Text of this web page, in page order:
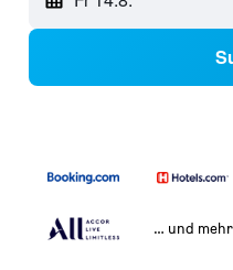
… und mehr